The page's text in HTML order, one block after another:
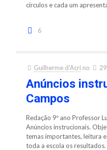
círculos e cada um
6
Guilherme d'Acri no
Anúncios
Campos
Redação 9º ano Professor
Anúncios instrucionais.
temas importantes, leitura
toda a escola os resultados.